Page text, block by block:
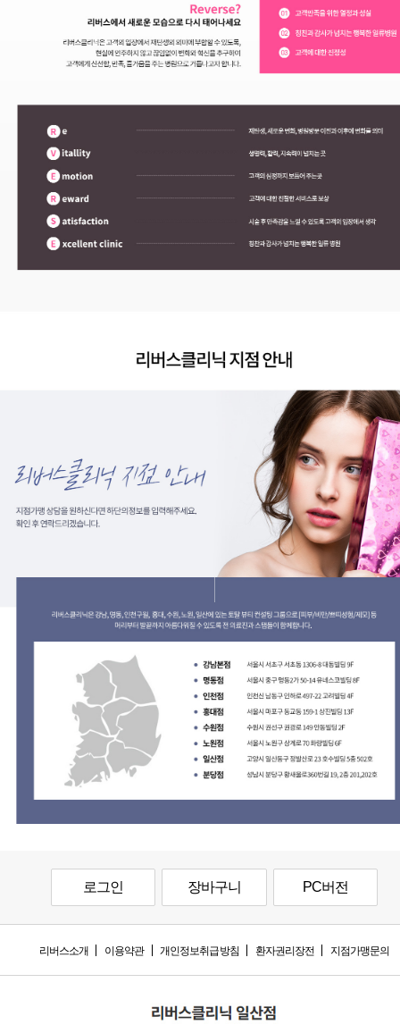
로그인 장바구니 PC버전
리버스소개 이용약관 개인정보취급방침 환자권리장전 지점가맹문의